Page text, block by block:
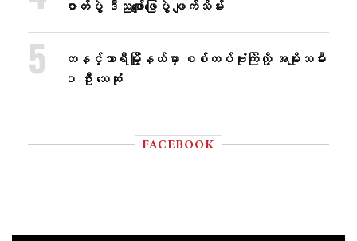
ဇာတ်ပွဲ ဒီညဖျော်ဖြေပွဲ ဖျက်သိမ်း
တနင်္သာရီမြို့နယ်မှာ စစ်တပ်ဗုံးကြဲလို့ အမျိုးသမီး
၁ ဦး သေဆုံး
FACEBOOK